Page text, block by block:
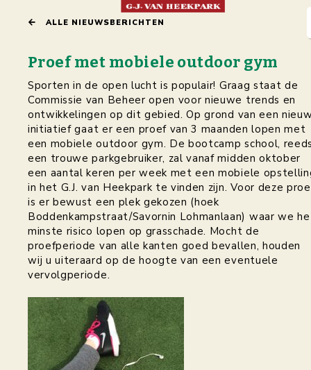
Home
Het Park
Interactieve kaart
Recreatie & Sport
Jubileum 2018
Activiteiten
Plan paviljoen 2025
Nieuws
Contact
ALLE NIEUWSBERICHTEN
Proef met mobiele outdoor gym
Sporten in de open lucht is populair! Graag staat de
Commissie van Beheer open voor nieuwe trends en
ontwikkelingen op dit gebied. Op grond van een
initiatief gaat er een proef van 3 maanden lopen met
een mobiele outdoor gym. De bootcamp school,
een trouwe parkgebruiker, zal vanaf midden oktober
een aantal keren per week met een mobiele
in het G.J. van Heekpark te vinden zijn. Voor deze
is er bewust een plek gekozen (hoek
Boddenkampstraat/Savornin Lohmanlaan) waar we
minste risico lopen op grasschade. Mocht de
proefperiode van alle kanten goed bevallen, houden
wij u uiteraard op de hoogte van een eventuele
vervolgperiode.